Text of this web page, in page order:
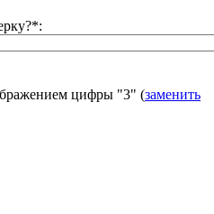
*:
цифры "3" (заменить